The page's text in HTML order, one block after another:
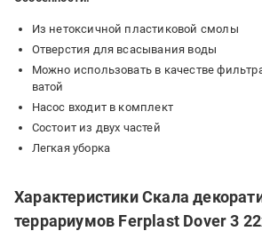
Из нетоксичной пластиковой смолы
Отверстия для всасывания воды
Можно использовать в качестве
ватой
Насос входит в комплект
Состоит из двух частей
Легкая уборка
Характеристики Скала
террариумов Ferplast Dover 3